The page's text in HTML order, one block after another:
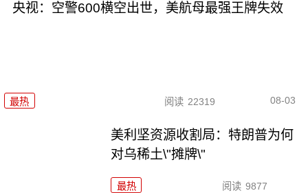
央视：空警600横空出世，美航母最强王牌失效
最热 阅读 22319 08-03
美利坚资源收割局：特朗普为何
对乌稀土\"摊牌\"
最热 阅读 9877